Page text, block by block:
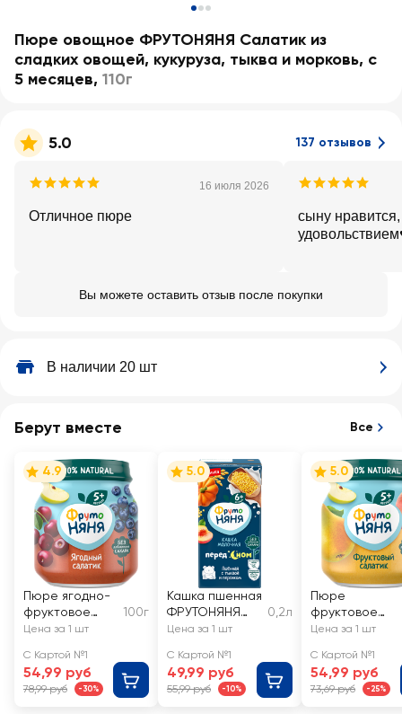
Пюре овощное ФРУТОНЯНЯ Салатик из
сладких овощей, кукуруза, тыква и морковь, с
5 месяцев, 110г
5.0 137 отзывов
16 июля 2026
Отличное пюре
сыну нравится,
Вы можете оставить отзыв после покупки
В наличии 20 шт
Берут вместе Все
4.9
Пюре ягодно-
фруктовое
ФРУТОНЯНЯ
салатик
Яблоко,
черника и
100г
Цена за 1 шт
С Картой №1
54,99 руб
78,99 руб -30%
5.0
Кашка пшенная
ФРУТОНЯНЯ
молочная, с
персиком, с 6
месяцев
0,2л
Цена за 1 шт
С Картой №1
49,99 руб
55,99 руб -10%
5.0
Пюре
фруктовое
ФРУТОНЯНЯ
салатик
Яблоко, груша,
персик, с 5
Цена за 1 шт
С Картой №1
54,99 руб
73,69 руб -25%